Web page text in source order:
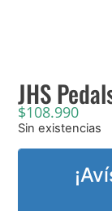
JHS
$108.990
Sin existencias